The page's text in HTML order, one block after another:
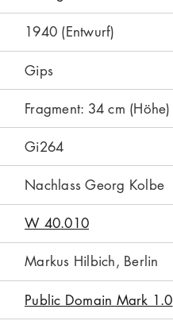
N
D
1940 (Entwurf)
Gips
Fragment: 34 cm (Höhe)
Gi264
Nachlass Georg Kolbe
W 40.010
Markus Hilbich, Berlin
Public Domain Mark 1.0